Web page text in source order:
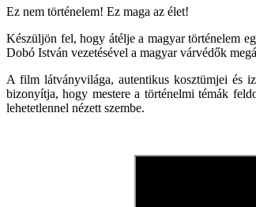
Ez nem történelem! Ez maga az élet!
Készüljön fel, hogy átélje a magyar történelem
Dobó István vezetésével a magyar várvédők
A film látványvilága, autentikus kosztümjei és
bizonyítja, hogy mestere a történelmi témák
lehetetlennel nézett szembe.